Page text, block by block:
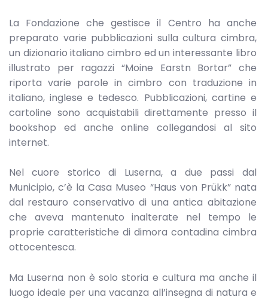
La Fondazione che gestisce il Centro ha anche
preparato varie pubblicazioni sulla cultura cimbra,
un dizionario italiano cimbro ed un interessante libro
illustrato per ragazzi “Moine Earstn Bortar” che
riporta varie parole in cimbro con traduzione in
italiano, inglese e tedesco. Pubblicazioni, cartine e
cartoline sono acquistabili direttamente presso il
bookshop ed anche online collegandosi al sito
internet.
Nel cuore storico di Luserna, a due passi dal
Municipio, c’è la Casa Museo “Haus von Prükk” nata
dal restauro conservativo di una antica abitazione
che aveva mantenuto inalterate nel tempo le
proprie caratteristiche di dimora contadina cimbra
ottocentesca.
Ma Luserna non è solo storia e cultura ma anche il
luogo ideale per una vacanza all’insegna di natura e